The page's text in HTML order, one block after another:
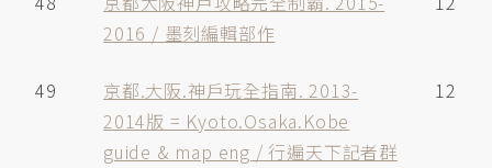
2016 / 墨刻編輯部作
49
京都.大阪.神戶玩全指南. 2013-
2014版 = Kyoto.Osaka.Kobe
guide & map eng / 行遍天下記者群
12